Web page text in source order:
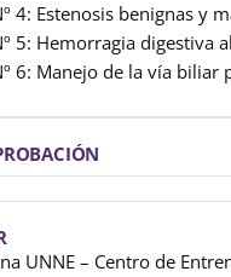
4: Estenosis benignas y
5: Hemorragia digestiva
6: Manejo de la vía biliar
UNNE – Centro de